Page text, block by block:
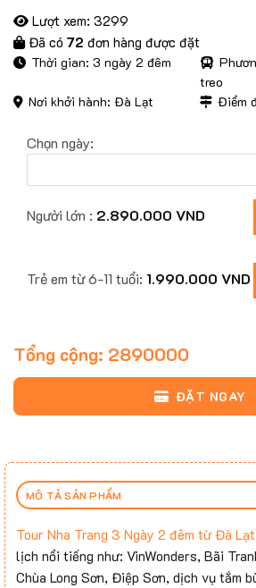
Lượt xem: 3299
Đã có 72 đơn hàng được đặt
Thời gian: 3 ngày 2 đêm
treo
Nơi khởi hành: Đà Lạt
Điểm
Chọn ngày:
Người lớn : 2.890.000 VND
Trẻ em từ 6-11 tuổi: 1.990.000 VND
Tổng cộng: 2890000
ĐẶT NGAY
MÔ TẢ SẢN PHẨM
Tour Nha Trang 3 Ngày 2 đêm từ Đà Lạt
lịch nổi tiếng như: VinWonders, Bãi
Chùa Long Sơn, Điệp Sơn, dịch vụ tắm